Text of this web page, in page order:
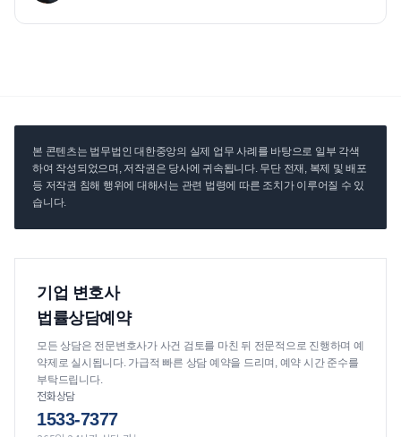
본 콘텐츠는 법무법인 대한중앙의 실제 업무 사례를 바탕으로 일부 각색
하여 작성되었으며, 저작권은 당사에 귀속됩니다. 무단 전재, 복제 및 배포
등 저작권 침해 행위에 대해서는 관련 법령에 따른 조치가 이루어질 수 있
습니다.
기업 변호사
법률상담예약
모든 상담은 전문변호사가 사건 검토를 마친 뒤 전문적으로 진행하며 예
약제로 실시됩니다. 가급적 빠른 상담 예약을 드리며, 예약 시간 준수를
부탁드립니다.
전화상담
1533-7377